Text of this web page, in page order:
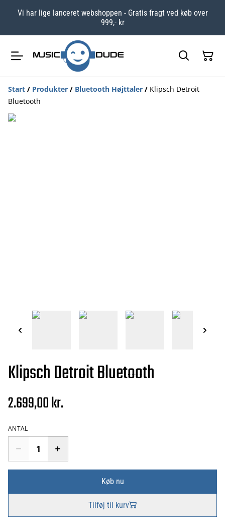
Vi har lige lanceret webshoppen - Gratis fragt ved køb over
999,- kr
Start / Produkter / Bluetooth Højttaler / Klipsch Detroit
Bluetooth
Klipsch Detroit Bluetooth
2.699,00 kr.
ANTAL
Køb nu
Tilføj til kurv